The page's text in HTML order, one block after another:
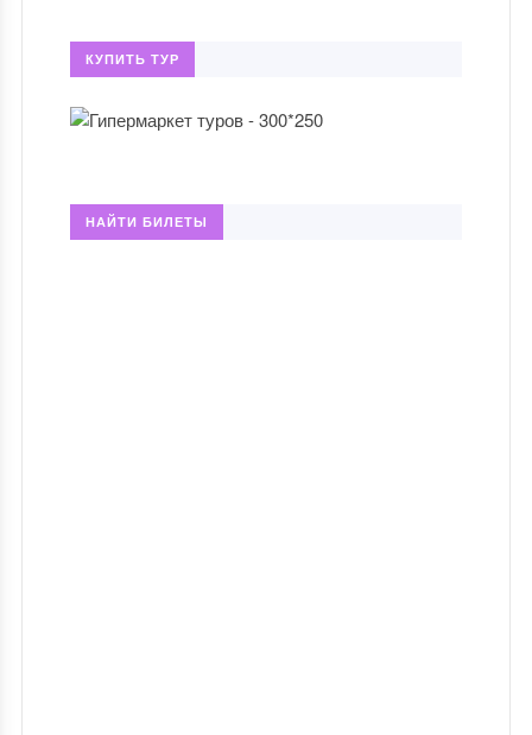
КУПИТЬ ТУР
НАЙТИ БИЛЕТЫ